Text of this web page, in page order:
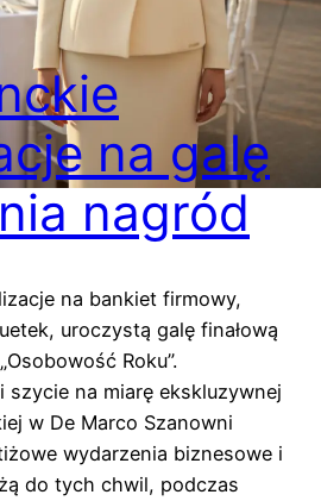
na galę
nagród
na bankiet firmowy,
uroczystą galę finałową
Roku”.
szycie na miarę ekskluzywnej
w De Marco Szanowni
wydarzenia biznesowe i
do tych chwil, podczas